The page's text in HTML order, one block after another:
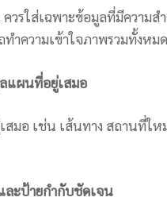
ควรใส่เฉพาะข้อมูลที่มีควา
ำความเข้าใจภาพรวมทั้งหม
แผนที่อยู่เสมอ
มอ เช่น เส้นทาง สถานที่ใ
ละป้ายกำกับชัดเจน